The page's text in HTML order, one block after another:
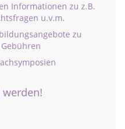
Informationen zu z.B.
u.v.m.
zu
werden!